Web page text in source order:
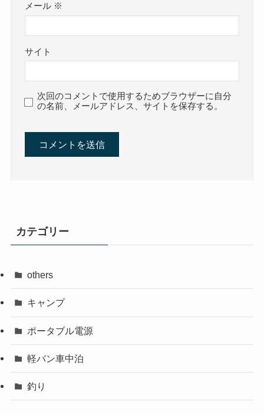
メール ※
サイト
次回のコメントで使用するためブラウザーに自分
の名前、メールアドレス、サイトを保存する。
カテゴリー
others
キャンプ
ポータブル電源
軽バン車中泊
釣り